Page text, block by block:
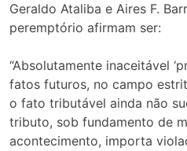
Geraldo Ataliba e Aires F.
peremptório afirmam ser:
“Absolutamente inaceitável
fatos futuros, no campo
o fato tributável ainda não
tributo, sob fundamento de
acontecimento, importa